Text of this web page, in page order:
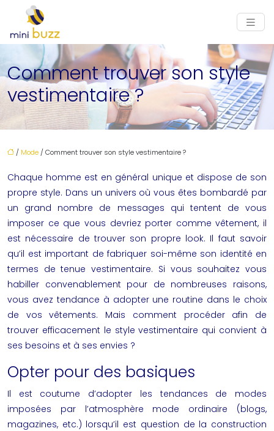
Comment trouver son style
vestimentaire ?
/ Mode / Comment trouver son style vestimentaire ?
Chaque homme est en général unique et dispose de son
propre style. Dans un univers où vous êtes bombardé par
un grand nombre de messages qui tentent de vous
imposer ce que vous devriez porter comme vêtement, il
est nécessaire de trouver son propre look. Il faut savoir
qu’il est important de fabriquer soi-même son identité en
termes de tenue vestimentaire. Si vous souhaitez vous
habiller convenablement pour de nombreuses raisons,
vous avez tendance à adopter une routine dans le choix
de vos vêtements. Mais comment procéder afin de
trouver efficacement le style vestimentaire qui convient à
ses besoins et à ses envies ?
Opter pour des basiques
Il est coutume d’adopter les tendances de modes
imposées par l’atmosphère mode ordinaire (blogs,
magazines, etc.) lorsqu’il est question de la construction